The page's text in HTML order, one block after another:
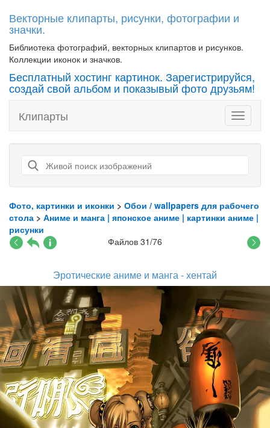
Векторные клипарты, рисунки, фотографии и
значки.
Библиотека фотографий, векторных клипартов и рисунков.
Коллекции иконок и значков.
Бесплатный хостинг картинок. Зарегистрируйся,
создай свой альбом и показывый фото друзьям!
Toggle
Клипарты
Фото, картинки и иконки > Обои / wallpapers для рабочего
стола > Аниме и манга | японское аниме | картинки аниме |
рисунки
Файлов 31/76
Эротические аниме и манга - хентай